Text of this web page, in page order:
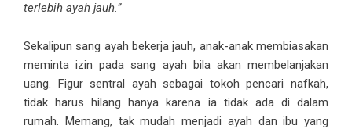
terlebih ayah jauh.”
Sekalipun sang ayah bekerja jauh, anak-anak membiasakan
meminta izin pada sang ayah bila akan membelanjakan
uang. Figur sentral ayah sebagai tokoh pencari nafkah,
tidak harus hilang hanya karena ia tidak ada di dalam
rumah. Memang, tak mudah menjadi ayah dan ibu yang